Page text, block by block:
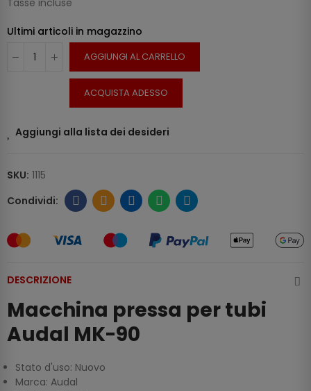
Tasse incluse
Ultimi articoli in magazzino
AGGIUNGI AL CARRELLO
ACQUISTA ADESSO
Aggiungi alla lista dei desideri
SKU: 1115
DESCRIZIONE
Macchina pressa per tubi
Audal MK-90
Stato d'uso: Nuovo
Marca: Audal